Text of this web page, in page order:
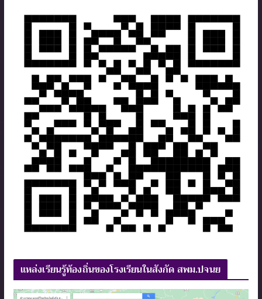
แหล่งเรียนรู้ท้องถิ่นของโรงเรียนในสังกัด สพม.ปจนย